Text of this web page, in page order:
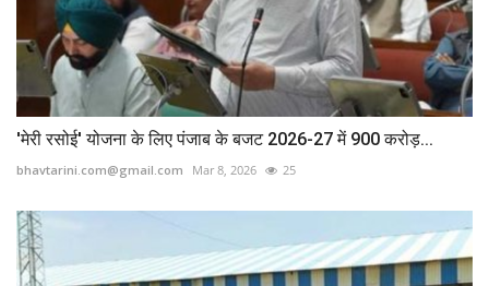
'मेरी रसोई' योजना के लिए पंजाब के बजट 2026-27 में 900 करोड़...
bhavtarini.com@gmail.com Mar 8, 2026 25